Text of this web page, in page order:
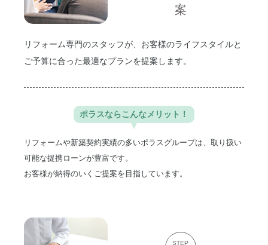
案
リフォーム専門のスタッフが、お客様のライフスタイルと
ご予算に合った最適なプランを提案します。
ポラスならこんなメリット！
リフォームや新築契約実績の多いポラスグループは、取り扱い
可能な提携ローンが豊富です。
お客様が納得のいくご提案を目指しています。
STEP